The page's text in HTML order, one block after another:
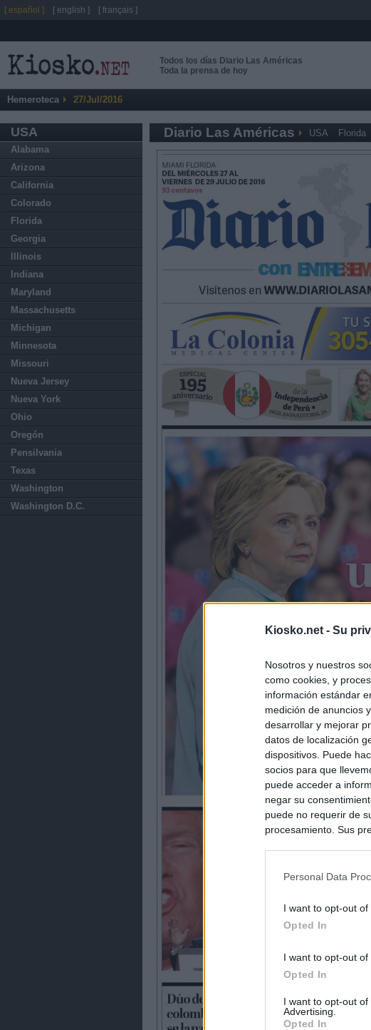
Kiosko.net - Su
Nosotros y nuestros
como cookies, y
información estándar
medición de anuncios
desarrollar y mejorar
datos de localización
dispositivos. Puede
socios para que
puede acceder a
negar su
puede no requerir de
procesamiento. Sus
Personal Data
I want to opt-out of
Opted In
I want to opt-out of
Opted In
I want to opt-out
Advertising.
Opted In
Todos los días Diario Las Américas
Toda la prensa de hoy
Hemeroteca 27/Jul/2016
USA
Alabama
Arizona
California
Colorado
Florida
Georgia
Illinois
Indiana
Maryland
Massachusetts
Michigan
Minnesota
Missouri
Nueva Jersey
Nueva York
Ohio
Oregón
Pensilvania
Texas
Washington
Washington D.C.
Diario Las Américas USA Florida
[ español ] [ english ] [ français ]